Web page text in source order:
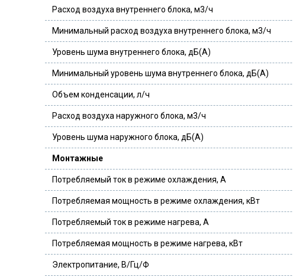
Расход воздуха внутреннего блока, м3/ч
Минимальный расход воздуха внутреннего блока, м3/ч
Уровень шума внутреннего блока, дБ(А)
Минимальный уровень шума внутреннего блока, дБ(А)
Объем конденсации, л/ч
Расход воздуха наружного блока, м3/ч
Уровень шума наружного блока, дБ(А)
Монтажные
Потребляемый ток в режиме охлаждения, А
Потребляемая мощность в режиме охлаждения, кВт
Потребляемый ток в режиме нагрева, А
Потребляемая мощность в режиме нагрева, кВт
Электропитание, В/Гц/Ф